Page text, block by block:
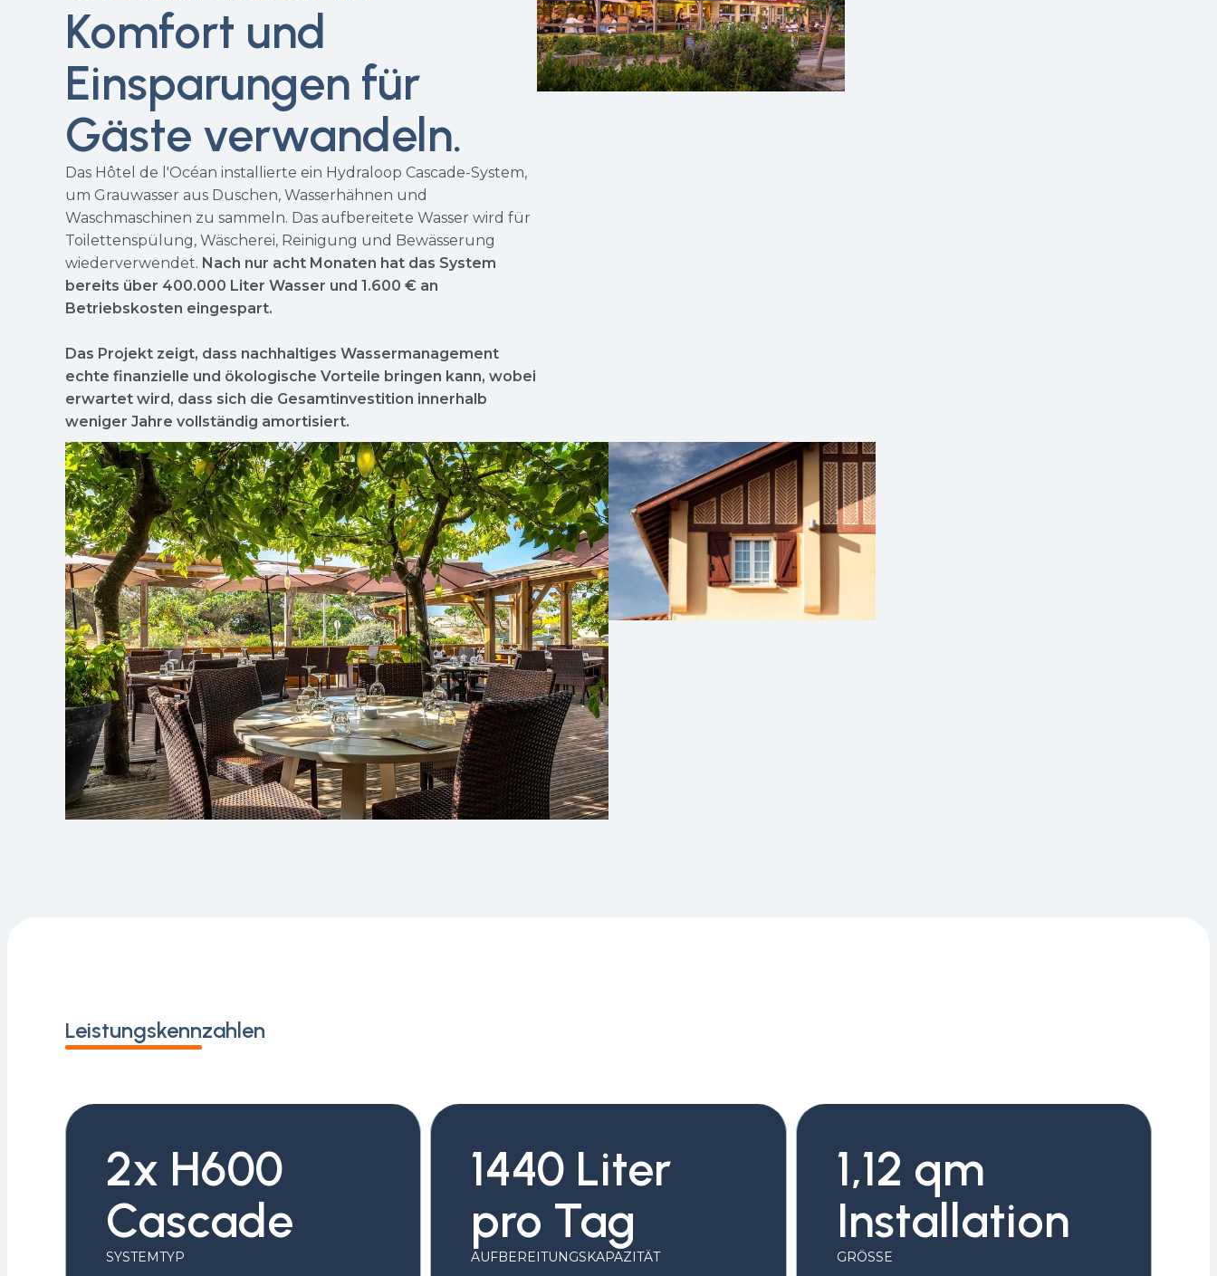
Komfort und
Einsparungen für
Gäste verwandeln.
Das Hôtel de l'Océan installierte ein Hydraloop Cascade-System,
um Grauwasser aus Duschen, Wasserhähnen und
Waschmaschinen zu sammeln. Das aufbereitete Wasser wird für
Toilettenspülung, Wäscherei, Reinigung und Bewässerung
wiederverwendet. Nach nur acht Monaten hat das System
bereits über 400.000 Liter Wasser und 1.600 € an
Betriebskosten eingespart.
Das Projekt zeigt, dass nachhaltiges Wassermanagement
echte finanzielle und ökologische Vorteile bringen kann, wobei
erwartet wird, dass sich die Gesamtinvestition innerhalb
weniger Jahre vollständig amortisiert.
Leistungskennzahlen
2x H600
Cascade
SYSTEMTYP
1440 Liter
pro Tag
AUFBEREITUNGSKAPAZITÄT
1,12 qm
Installation
GRÖSSE